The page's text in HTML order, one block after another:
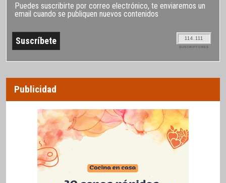
Puedes suscribirte por correo electrónico, te enviaremos un
email cuando se publiquen nuevos contenidos
114.111
SUSCRIPTORES
Publicidad